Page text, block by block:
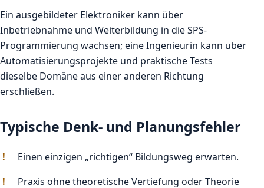
Ein ausgebildeter Elektroniker kann über
Inbetriebnahme und Weiterbildung in die SPS-
Programmierung wachsen; eine Ingenieurin kann über
Automatisierungsprojekte und praktische Tests
dieselbe Domäne aus einer anderen Richtung
erschließen.
Typische Denk- und Planungsfehler
Einen einzigen „richtigen“ Bildungsweg erwarten.
Praxis ohne theoretische Vertiefung oder Theorie